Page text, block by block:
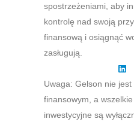
spostrzeżeniami, aby
kontrolę nad swoją
finansową i osiągnąć
zasługują.
Uwaga: Gelson nie jest
finansowym, a
inwestycyjne są